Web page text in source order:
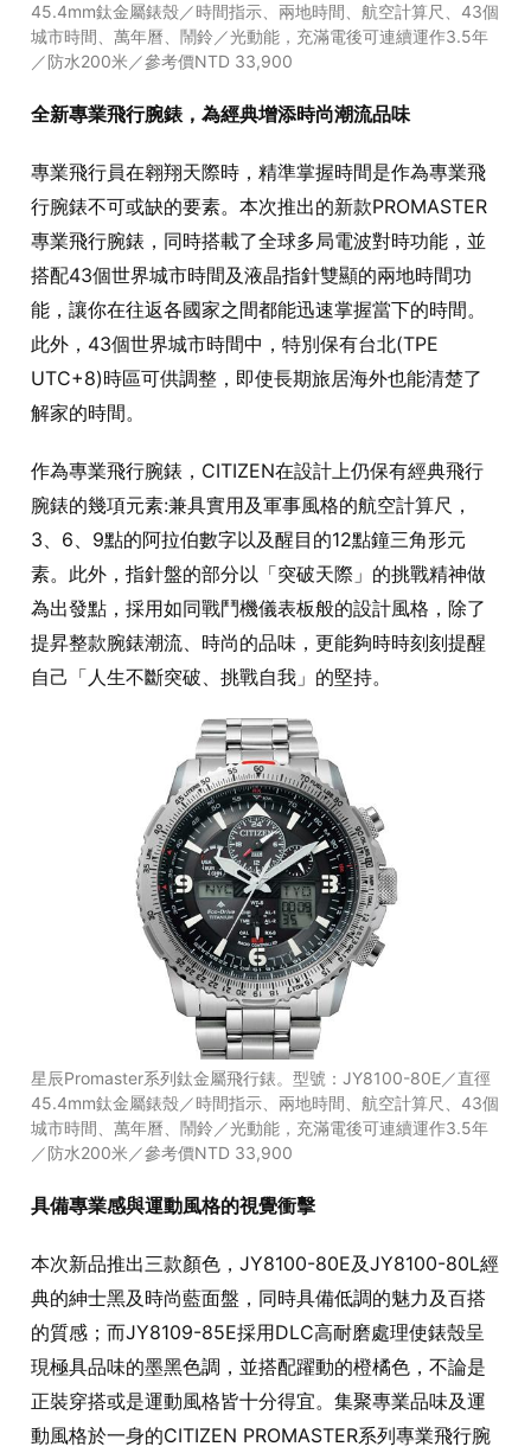
45.4mm鈦金屬錶殼／時間指示、兩地時間、航空計算尺、43個
城市時間、萬年曆、鬧鈴／光動能，充滿電後可連續運作3.5年
／防水200米／參考價NTD 33,900
全新專業飛行腕錶，為經典增添時尚潮流品味
專業飛行員在翱翔天際時，精準掌握時間是作為專業飛
行腕錶不可或缺的要素。本次推出的新款PROMASTER
專業飛行腕錶，同時搭載了全球多局電波對時功能，並
搭配43個世界城市時間及液晶指針雙顯的兩地時間功
能，讓你在往返各國家之間都能迅速掌握當下的時間。
此外，43個世界城市時間中，特別保有台北(TPE
UTC+8)時區可供調整，即使長期旅居海外也能清楚了
解家的時間。
作為專業飛行腕錶，CITIZEN在設計上仍保有經典飛行
腕錶的幾項元素:兼具實用及軍事風格的航空計算尺，
3、6、9點的阿拉伯數字以及醒目的12點鐘三角形元
素。此外，指針盤的部分以「突破天際」的挑戰精神做
為出發點，採用如同戰鬥機儀表板般的設計風格，除了
提昇整款腕錶潮流、時尚的品味，更能夠時時刻刻提醒
自己「人生不斷突破、挑戰自我」的堅持。
星辰Promaster系列鈦金屬飛行錶。型號：JY8100-80E／直徑
45.4mm鈦金屬錶殼／時間指示、兩地時間、航空計算尺、43個
城市時間、萬年曆、鬧鈴／光動能，充滿電後可連續運作3.5年
／防水200米／參考價NTD 33,900
具備專業感與運動風格的視覺衝擊
本次新品推出三款顏色，JY8100-80E及JY8100-80L經
典的紳士黑及時尚藍面盤，同時具備低調的魅力及百搭
的質感；而JY8109-85E採用DLC高耐磨處理使錶殼呈
現極具品味的墨黑色調，並搭配躍動的橙橘色，不論是
正裝穿搭或是運動風格皆十分得宜。集聚專業品味及運
動風格於一身的CITIZEN PROMASTER系列專業飛行腕